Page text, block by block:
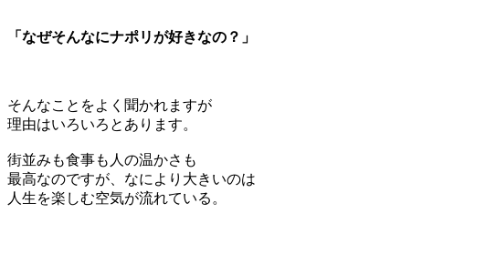
「なぜそんなにナポリが好きなの？」
そんなことをよく聞かれますが
理由はいろいろとあります。
街並みも食事も人の温かさも
最高なのですが、なにより大きいのは
人生を楽しむ空気が流れている。